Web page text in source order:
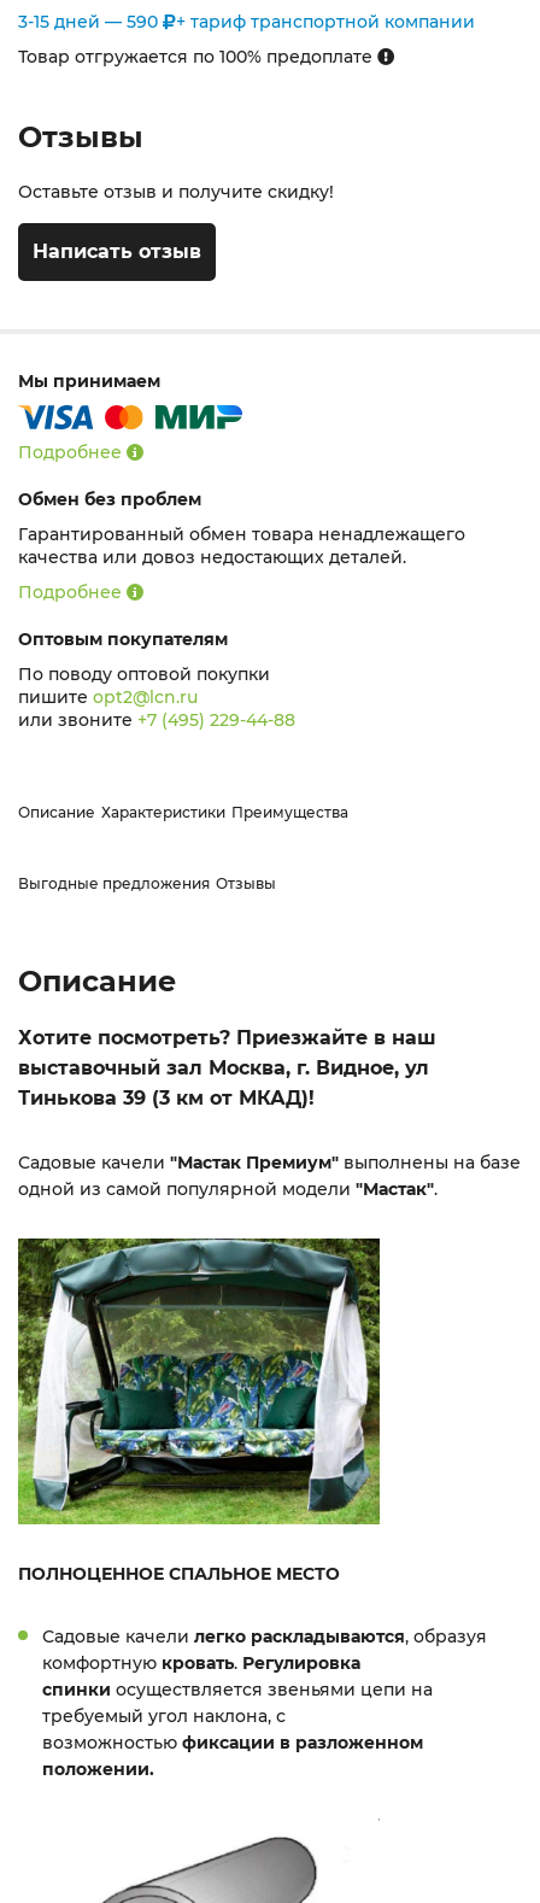
3-15 дней — 590
+ тариф транспортной компании
Товар отгружается по 100% предоплате
Отзывы
Оставьте отзыв и получите скидку!
Написать отзыв
Мы принимаем
Подробнее
Обмен без проблем
Гарантированный обмен товара ненадлежащего
качества или довоз недостающих деталей.
Подробнее
Оптовым покупателям
По поводу оптовой покупки
пишите opt2@lcn.ru
или звоните +7 (495) 229-44-88
Описание Характеристики Преимущества
Выгодные предложения Отзывы
Описание
Хотите посмотреть? Приезжайте в наш
выставочный зал Москва, г. Видное, ул
Тинькова 39 (3 км от МКАД)!
Садовые качели "Мастак Премиум" выполнены на базе
одной из самой популярной модели "Мастак".
ПОЛНОЦЕННОЕ СПАЛЬНОЕ МЕСТО
Садовые качели легко раскладываются, образуя
комфортную кровать. Регулировка
спинки осуществляется звеньями цепи на
требуемый угол наклона, с
возможностью фиксации в разложенном
положении.